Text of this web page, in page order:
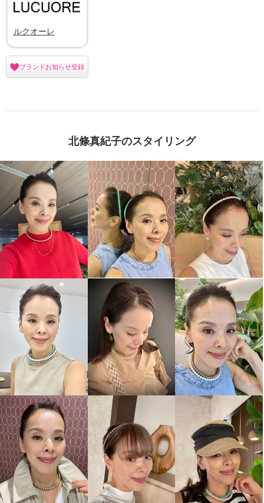
ルクオーレ
ブランドお知らせ登録
北條真紀子のスタイリング